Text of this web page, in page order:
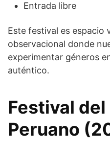
Entrada libre
Este festival es espacio
observacional donde
experimentar géneros
auténtico.
Festival del
Peruano